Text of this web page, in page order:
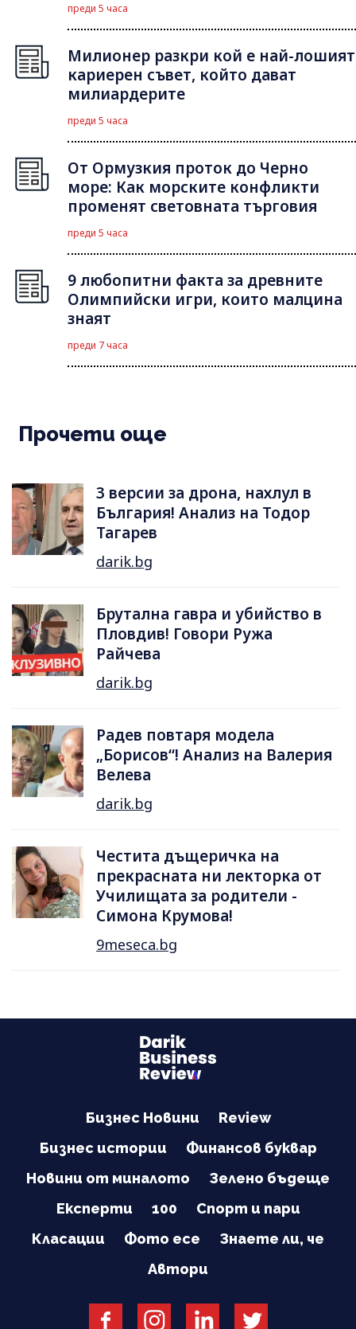
преди 5 часа
Милионер разкри кой е най-лошият
кариерен съвет, който дават
милиардерите
преди 5 часа
От Ормузкия проток до Черно
море: Как морските конфликти
променят световната търговия
преди 5 часа
9 любопитни факта за древните
Олимпийски игри, които малцина
знаят
преди 7 часа
Прочети още
3 версии за дрона, нахлул в
България! Анализ на Тодор
Тагарев
darik.bg
Брутална гавра и убийство в
Пловдив! Говори Ружа
Райчева
darik.bg
Радев повтаря модела
„Борисов“! Анализ на Валерия
Велева
darik.bg
Честита дъщеричка на
прекрасната ни лекторка от
Училищата за родители -
Симона Крумова!
9meseca.bg
Бизнес Новини
Review
Бизнес истории
Финансов буквар
Новини от миналото
Зелено бъдеще
Експерти
100
Спорт и пари
Класации
Фото есе
Знаете ли, че
Автори